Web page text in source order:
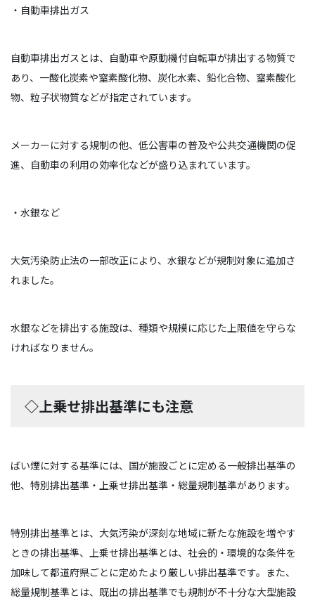
・自動車排出ガス
自動車排出ガスとは、自動車や原動機付自転車が排出する物質で
あり、一酸化炭素や窒素酸化物、炭化水素、鉛化合物、窒素酸化
物、粒子状物質などが指定されています。
メーカーに対する規制の他、低公害車の普及や公共交通機関の促
進、自動車の利用の効率化などが盛り込まれています。
・水銀など
大気汚染防止法の一部改正により、水銀などが規制対象に追加さ
れました。
水銀などを排出する施設は、種類や規模に応じた上限値を守らな
ければなりません。
◇上乗せ排出基準にも注意
ばい煙に対する基準には、国が施設ごとに定める一般排出基準の
他、特別排出基準・上乗せ排出基準・総量規制基準があります。
特別排出基準とは、大気汚染が深刻な地域に新たな施設を増やす
ときの排出基準、上乗せ排出基準とは、社会的・環境的な条件を
加味して都道府県ごとに定めたより厳しい排出基準です。また、
総量規制基準とは、既出の排出基準でも規制が不十分な大型施設